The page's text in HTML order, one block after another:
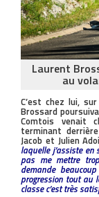
Laurent
au
C’est chez lui,
Brossard
Comtois venait
terminant
Jacob et Julien
laquelle j’assiste
pas me mettre
demande
progression tout au
classe c’est très